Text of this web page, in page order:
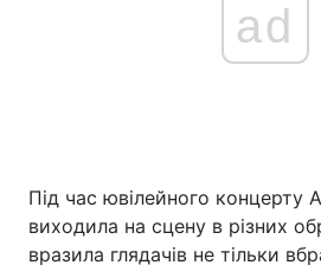
ad
Під час ювілейного концерту
виходила на сцену в різних
вразила глядачів не тільки